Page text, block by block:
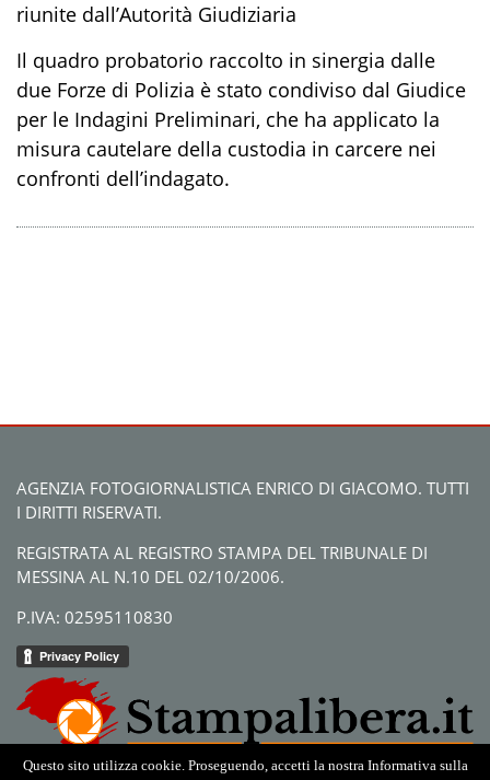
riunite dall’Autorità Giudiziaria
Il quadro probatorio raccolto in sinergia dalle
due Forze di Polizia è stato condiviso dal Giudice
per le Indagini Preliminari, che ha applicato la
misura cautelare della custodia in carcere nei
confronti dell’indagato.
AGENZIA FOTOGIORNALISTICA ENRICO DI GIACOMO. TUTTI
I DIRITTI RISERVATI.
REGISTRATA AL REGISTRO STAMPA DEL TRIBUNALE DI
MESSINA AL N.10 DEL 02/10/2006.
P.IVA: 02595110830
Questo sito utilizza cookie. Proseguendo, accetti la nostra Informativa sulla